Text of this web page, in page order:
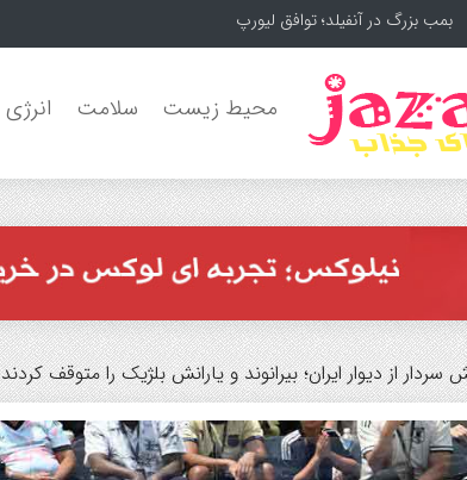
بمب بزرگ در آنفیلد؛ توافق لیورپول و بارسلونا برای انتقال قرضی آرائوخو
محیط زیست سلامت انرژی
از دیوار ایران؛ بیرانوند و یارانش بلژیک را متوقف کردند